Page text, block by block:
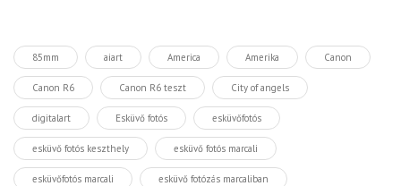
85mm aiart America Amerika Canon
Canon R6 Canon R6 teszt City of angels
digitalart Esküvő fotós esküvőfotós
esküvő fotós keszthely esküvő fotós marcali
esküvőfotós marcali esküvő fotózás marcaliban